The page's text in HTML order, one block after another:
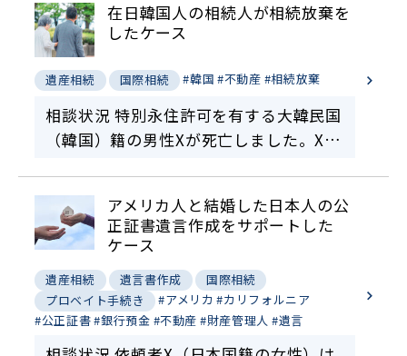
にも先立たれました。Xは、Revocable
Livi…
在日韓国人の相続人が相続放棄を
したケース
遺産相続 国際相続 #韓国 #不動産 #相続放棄
相談状況 特別永住許可を有する大韓民国
（韓国）籍の男性Xが死亡しました。Xは
偶者及び子）は、相続放棄を考えていま
したが、被相続…
アメリカ人と結婚した日本人の公
正証書遺言作成をサポートした
ケース
遺産相続 遺言書作成
国際相続
プロベイト手続き
#アメリカ #カリフォルニア
#公正証書#銀行預金 #不動産 #財産管理人 #遺言